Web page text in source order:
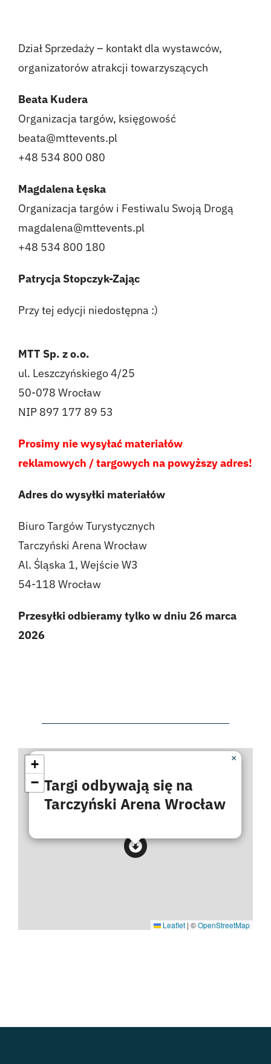
English
Dział Sprzedaży – kontakt dla wystawców,
organizatorów atrakcji towarzyszących
Beata Kudera
Organizacja targów, księgowość
beata@mttevents.pl
+48 534 800 080
Magdalena Łęska
Organizacja targów i Festiwalu Swoją Drogą
magdalena@mttevents.pl
+48 534 800 180
Patrycja Stopczyk-Zając
Przy tej edycji niedostępna :)
MTT Sp. z o.o.
ul. Leszczyńskiego 4/25
50-078 Wrocław
NIP 897 177 89 53
Prosimy nie wysyłać materiałów
reklamowych / targowych na powyższy adres!
Adres do wysyłki materiałów
Biuro Targów Turystycznych
Tarczyński Arena Wrocław
Al. Śląska 1, Wejście W3
54-118 Wrocław
Przesyłki odbieramy tylko w dniu 26 marca
2026
Targi odbywają się na
Tarczyński Arena Wrocław
×
+
−
Leaflet | ©OpenStreetMap